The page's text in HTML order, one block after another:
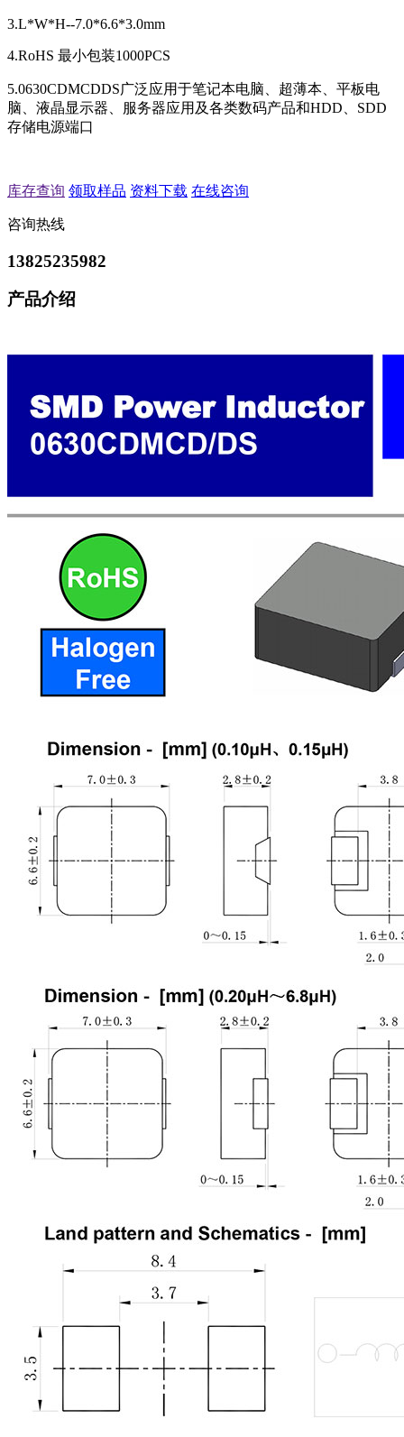
3.L*W*H--7.0*6.6*3.0mm
4.RoHS 最小包装1000PCS
5.0630CDMCDDS广泛应用于笔记本电脑、超薄本、平板电
脑、液晶显示器、服务器应用及各类数码产品和HDD、SDD
存储电源端口
库存查询 领取样品 资料下载 在线咨询
咨询热线
13825235982
产品介绍